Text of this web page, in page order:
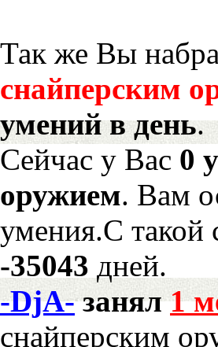
Так же Вы
снайперским
умений в день.
Сейчас у Вас 0
оружием. Вам
умения.С такой
-35043 дней.
-DjA-занял1
снайперским